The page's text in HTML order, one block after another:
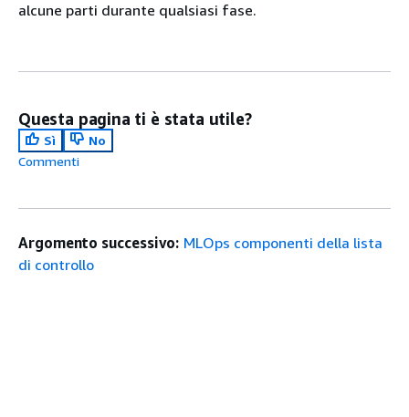
alcune parti durante qualsiasi fase.
Questa pagina ti è stata utile?
Sì
No
Commenti
Argomento successivo: MLOps componenti della lista
di controllo